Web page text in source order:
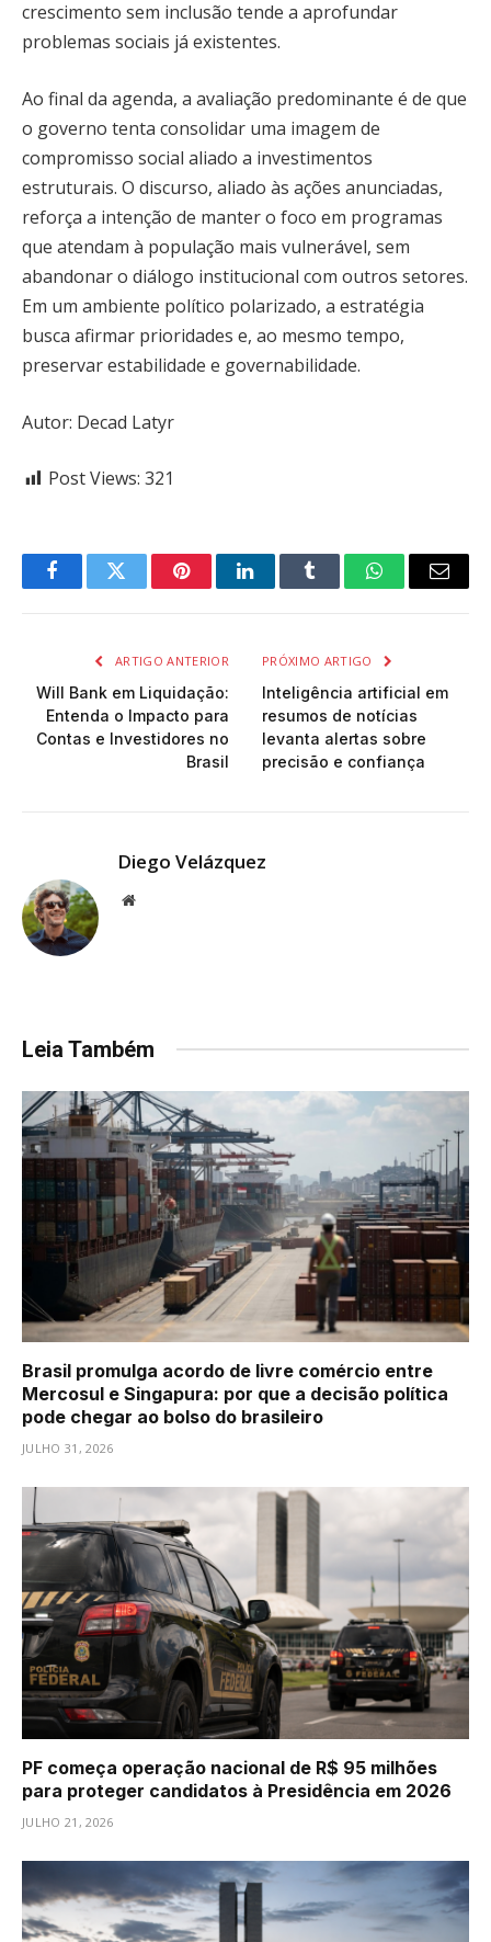
crescimento sem inclusão tende a aprofundar
problemas sociais já existentes.
Ao final da agenda, a avaliação predominante é de que
o governo tenta consolidar uma imagem de
compromisso social aliado a investimentos
estruturais. O discurso, aliado às ações anunciadas,
reforça a intenção de manter o foco em programas
que atendam à população mais vulnerável, sem
abandonar o diálogo institucional com outros setores.
Em um ambiente político polarizado, a estratégia
busca afirmar prioridades e, ao mesmo tempo,
preservar estabilidade e governabilidade.
Autor: Decad Latyr
Post Views: 321
FacebookTwitter PinterestLinkedInTumblr WhatsAppEmail
ARTIGO ANTERIOR
Will Bank em Liquidação:
Entenda o Impacto para
Contas e Investidores no
Brasil
PRÓXIMO ARTIGO
Inteligência artificial em
resumos de notícias
levanta alertas sobre
precisão e confiança
Diego Velázquez
Website
Leia Também
Brasil promulga acordo de livre comércio entre
Mercosul e Singapura: por que a decisão política
pode chegar ao bolso do brasileiro
JULHO 31, 2026
PF começa operação nacional de R$ 95 milhões
para proteger candidatos à Presidência em 2026
JULHO 21, 2026